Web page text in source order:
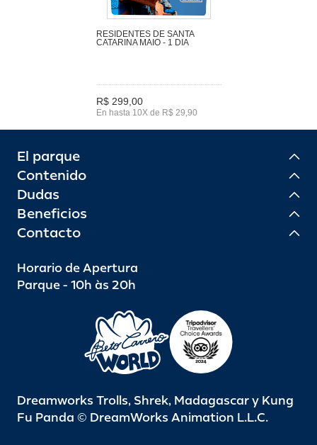
RESIDENTES DE SANTA
CATARINA MAIO - 1 DIA
R$ 299,00
En hasta 10X de R$ 29,90
El parque
Contenido
Dudas
Beneficios
Contacto
Horario de Apertura
Parque - 10h às 20h
Dreamworks Trolls, Shrek, Madagascar y Kung
Fu Panda © DreamWorks Animation L.L.C.